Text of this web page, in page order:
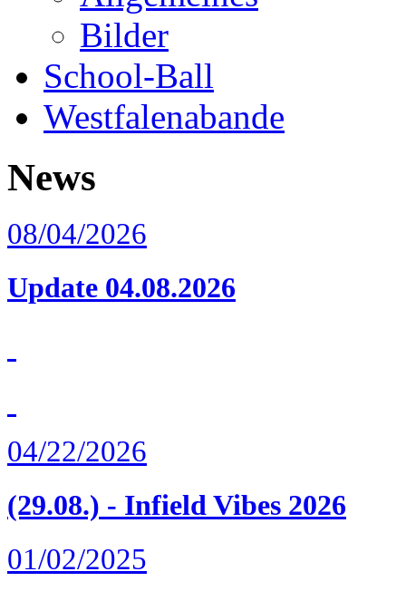
Bilder
School-Ball
Westfalenabande
News
08/04/2026
Update 04.08.2026
04/22/2026
(29.08.) - Infield Vibes 2026
01/02/2025